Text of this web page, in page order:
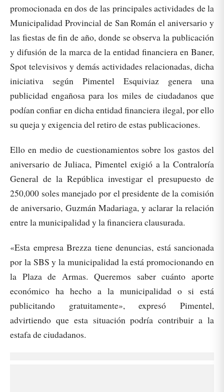
promocionada en dos de las principales actividades de la
Municipalidad Provincial de San Román el aniversario y
las fiestas de fin de año, donde se observa la publicación
y difusión de la marca de la entidad financiera en Baner,
Spot televisivos y demás actividades relacionadas, dicha
iniciativa según Pimentel Esquiviaz genera una
publicidad engañosa para los miles de ciudadanos que
podían confiar en dicha entidad financiera ilegal, por ello
su queja y exigencia del retiro de estas publicaciones.
Ello en medio de cuestionamientos sobre los gastos del
aniversario de Juliaca, Pimentel exigió a la Contraloría
General de la República investigar el presupuesto de
250,000 soles manejado por el presidente de la comisión
de aniversario, Guzmán Madariaga, y aclarar la relación
entre la municipalidad y la financiera clausurada.
«Esta empresa Brezza tiene denuncias, está sancionada
por la SBS y la municipalidad la está promocionando en
la Plaza de Armas. Queremos saber cuánto aporte
económico ha hecho a la municipalidad o si está
publicitando gratuitamente», expresó Pimentel,
advirtiendo que esta situación podría contribuir a la
estafa de ciudadanos.